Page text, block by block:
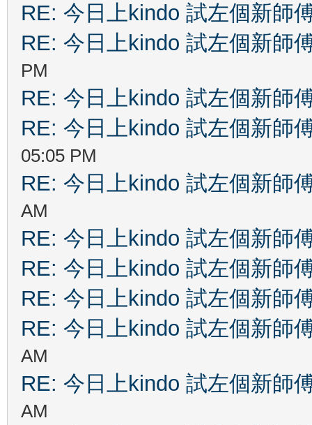
RE: 今日上kindo 試左個新師
RE: 今日上kindo 試左個新師
PM
RE: 今日上kindo 試左個新師
RE: 今日上kindo 試左個新師
05:05 PM
RE: 今日上kindo 試左個新師
AM
RE: 今日上kindo 試左個新師
RE: 今日上kindo 試左個新師
RE: 今日上kindo 試左個新師
RE: 今日上kindo 試左個新師
AM
RE: 今日上kindo 試左個新師
AM